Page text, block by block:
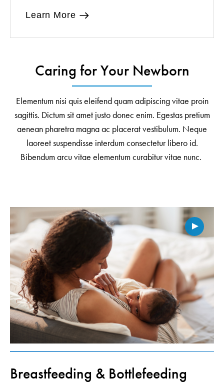
Learn More
Caring for Your Newborn
Elementum nisi quis eleifend quam adipiscing vitae proin
sagittis. Dictum sit amet justo donec enim. Egestas pretium
aenean pharetra magna ac placerat vestibulum. Neque
laoreet suspendisse interdum consectetur libero id.
Bibendum arcu vitae elementum curabitur vitae nunc.
Breastfeeding & Bottlefeeding